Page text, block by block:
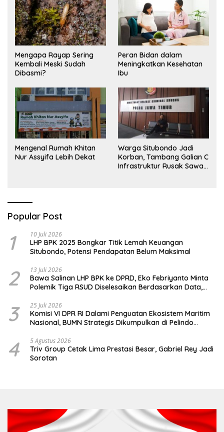
Mengapa Rayap Sering
Kembali Meski Sudah
Dibasmi?
Peran Bidan dalam
Meningkatkan Kesehatan
Ibu
Mengenal Rumah Khitan
Nur Assyifa Lebih Dekat
Warga Situbondo Jadi
Korban, Tambang Galian C
Infrastruktur Rusak Sawah
Popular Post
1 10 Juli 2026
LHP BPK 2025 Bongkar Titik Lemah Keuangan
Situbondo, Potensi Pendapatan Belum Maksimal
2 13 Juli 2026
Bawa Salinan LHP BPK ke DPRD, Eko Febriyanto Minta
Polemik Tiga RSUD Diselesaikan Berdasarkan Data,
3 25 Juli 2026
Komisi VI DPR RI Dalami Penguatan Ekosistem Maritim
Nasional, BUMN Strategis Dikumpulkan di Pelindo
4 5 Agustus 2026
Triv Group Cetak Lima Prestasi Besar, Gabriel Rey Jadi
Sorotan